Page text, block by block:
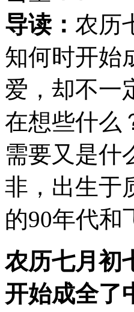
导读： 农历
知何时开始
爱，却不一
在想些什么
需要又是什
非，出生于
的90年代和
农历七月初
开始成全了